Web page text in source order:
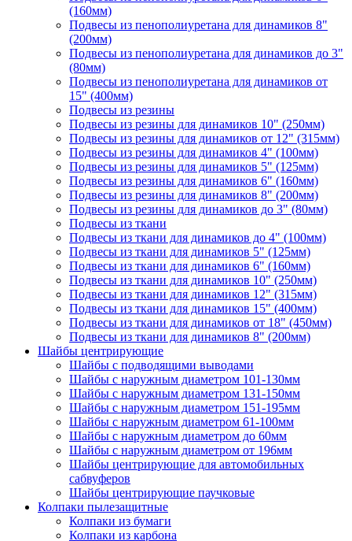
(160мм)
Подвесы из пенополиуретана для динамиков 8"
(200мм)
Подвесы из пенополиуретана для динамиков до 3"
(80мм)
Подвесы из пенополиуретана для динамиков от
15" (400мм)
Подвесы из резины
Подвесы из резины для динамиков 10" (250мм)
Подвесы из резины для динамиков от 12" (315мм)
Подвесы из резины для динамиков 4" (100мм)
Подвесы из резины для динамиков 5" (125мм)
Подвесы из резины для динамиков 6" (160мм)
Подвесы из резины для динамиков 8" (200мм)
Подвесы из резины для динамиков до 3" (80мм)
Подвесы из ткани
Подвесы из ткани для динамиков до 4" (100мм)
Подвесы из ткани для динамиков 5" (125мм)
Подвесы из ткани для динамиков 6" (160мм)
Подвесы из ткани для динамиков 10" (250мм)
Подвесы из ткани для динамиков 12" (315мм)
Подвесы из ткани для динамиков 15" (400мм)
Подвесы из ткани для динамиков от 18" (450мм)
Подвесы из ткани для динамиков 8" (200мм)
Шайбы центрирующие
Шайбы с подводящими выводами
Шайбы с наружным диаметром 101-130мм
Шайбы с наружным диаметром 131-150мм
Шайбы с наружным диаметром 151-195мм
Шайбы с наружным диаметром 61-100мм
Шайбы с наружным диаметром до 60мм
Шайбы с наружным диаметром от 196мм
Шайбы центрирующие для автомобильных
сабвуферов
Шайбы центрирующие паучковые
Колпаки пылезащитные
Колпаки из бумаги
Колпаки из карбона